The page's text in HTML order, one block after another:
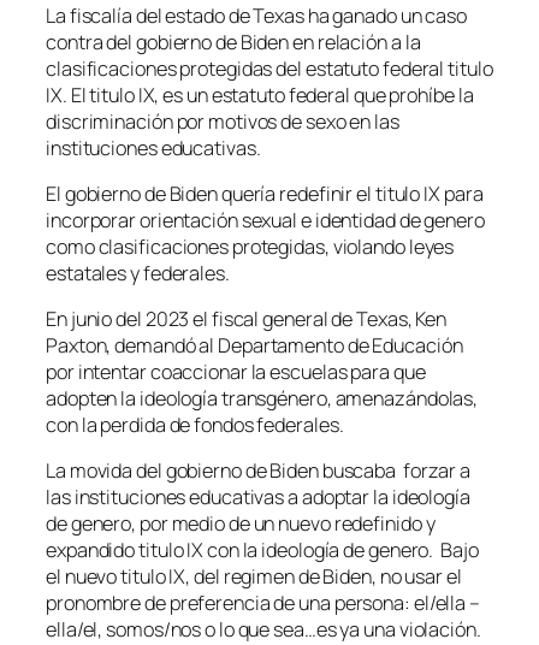
La fiscalía del estado de Texas ha ganado un caso
contra del gobierno de Biden en relación a la
clasificaciones protegidas del estatuto federal titulo
IX. El titulo IX, es un estatuto federal que prohíbe la
discriminación por motivos de sexo en las
instituciones educativas.
El gobierno de Biden quería redefinir el titulo IX para
incorporar orientación sexual e identidad de genero
como clasificaciones protegidas, violando leyes
estatales y federales.
En junio del 2023 el fiscal general de Texas, Ken
Paxton, demandó al Departamento de Educación
por intentar coaccionar la escuelas para que
adopten la ideología transgénero, amenazándolas,
con la perdida de fondos federales.
La movida del gobierno de Biden buscaba forzar a
las instituciones educativas a adoptar la ideología
de genero, por medio de un nuevo redefinido y
expandido titulo IX con la ideología de genero. Bajo
el nuevo titulo IX, del regimen de Biden, no usar el
pronombre de preferencia de una persona: el/ella –
ella/el, somos/nos o lo que sea…es ya una violación.